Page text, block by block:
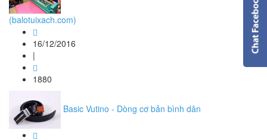
(balotuixach.com)
16/12/2016
|
1880
Basic Vutino - Dòng cơ bản bình dân